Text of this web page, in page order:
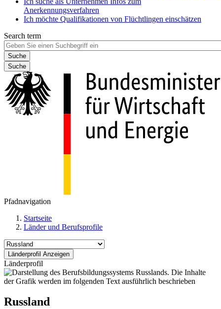
Anerkennungsverfahren
Ich möchte Qualifikationen von Flüchtlingen einschätzen
Search term
Suche
Pfadnavigation
Startseite
Länder und Berufsprofile
Länderprofil
Russland